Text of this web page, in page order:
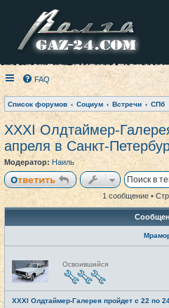
FAQ
Список форумов Социум Встречи СПб
XXXI Олдтаймер-
апреля в Санкт-
Модератор: Наиль
Ответить
1 сообщение •
Н
е
в
с
е
т
Освоившийся
XXXI Олдтаймер-Галерея пройдет с 22 по